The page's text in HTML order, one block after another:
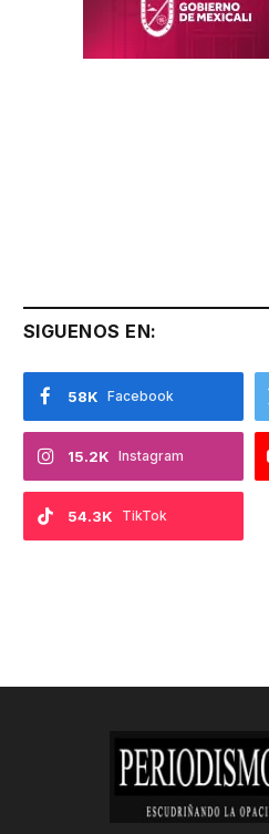
SIGUENOS EN:
Facebook
58K
Instagram
15.2K
TikTok
54.3K